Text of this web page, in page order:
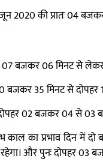
जून 2020 की प्रातः 04
बजकर 06 मिनट से
बजकर 35 मिनट से दोपहर
02 बजकर 04 से 03
काल का प्रभाव दिन में
और पुनः दोपहर 03